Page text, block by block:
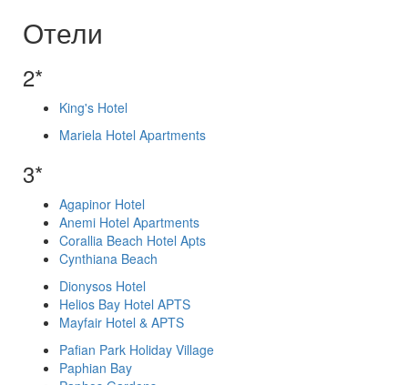
Отели
2*
King's Hotel
Mariela Hotel Apartments
3*
Agapinor Hotel
Anemi Hotel Apartments
Corallia Beach Hotel Apts
Cynthiana Beach
Dionysos Hotel
Helios Bay Hotel APTS
Mayfair Hotel & APTS
Pafian Park Holiday Village
Paphian Bay